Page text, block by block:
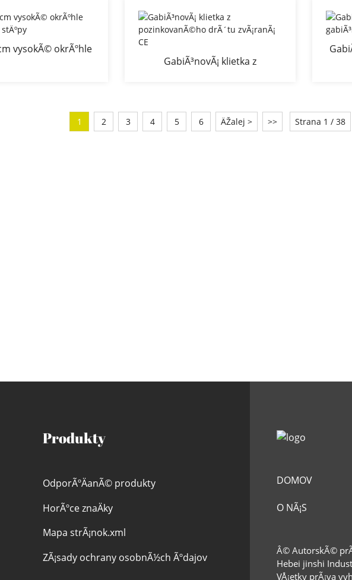
60*60*100 cm
vysokÃ© okrÃºhle
GabiÃ³novÃ¡ klietka z
1 2 3 4 5 6 ÄŽalej > >> Strana 1 / 38
Produkty
OdporÃºÄanÃ© produkty
HorÃºce znaÄky
Mapa strÃ¡nok.xml
ZÃ¡sady ochrany osobnÃ½ch Ãºdajov
DOMOV
O NÃ¡S
Â© AutorskÃ©
Hebei jinshi
VÅ¡etky prÃ¡va